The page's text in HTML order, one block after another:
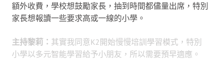
額外收費，學校想鼓勵家長，抽到時間都儘量出席，特別
家長想報讀一些要求高或一線的小學。
主持黎莉： 其實我同意K2開始慢慢培訓學習模式，特別
小學以多元智能學習給予小朋友，所以需要預早適應。